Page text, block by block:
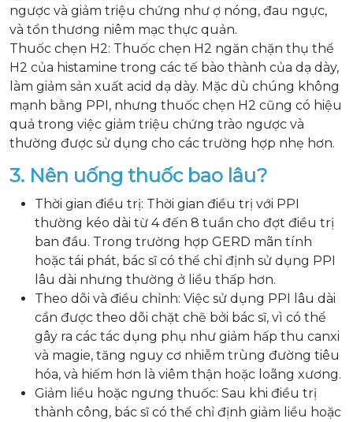
ngược và giảm triệu chứng như ợ nóng, đau ngực,
và tổn thương niêm mạc thực quản.
Thuốc chẹn H2: Thuốc chẹn H2 ngăn chặn thụ thể
H2 của histamine trong các tế bào thành của dạ dày,
làm giảm sản xuất acid dạ dày. Mặc dù chúng không
mạnh bằng PPI, nhưng thuốc chẹn H2 cũng có hiệu
quả trong việc giảm triệu chứng trào ngược và
thường được sử dụng cho các trường hợp nhẹ hơn.
3. Nên uống thuốc bao lâu?
Thời gian điều trị: Thời gian điều trị với PPI
thường kéo dài từ 4 đến 8 tuần cho đợt điều trị
ban đầu. Trong trường hợp GERD mãn tính
hoặc tái phát, bác sĩ có thể chỉ định sử dụng PPI
lâu dài nhưng thường ở liều thấp hơn.
Theo dõi và điều chỉnh: Việc sử dụng PPI lâu dài
cần được theo dõi chặt chẽ bởi bác sĩ, vì có thể
gây ra các tác dụng phụ như giảm hấp thu canxi
và magie, tăng nguy cơ nhiễm trùng đường tiêu
hóa, và hiếm hơn là viêm thận hoặc loãng xương.
Giảm liều hoặc ngưng thuốc: Sau khi điều trị
thành công, bác sĩ có thể chỉ định giảm liều hoặc